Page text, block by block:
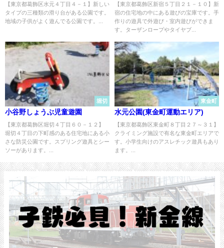
【東京都葛飾区水元４丁目４－１】新しい
タイプの三種類の滑り台がある公園です。
地域の子供がよく遊んでる公園です。...
【東京都葛飾区新宿５丁目２１－１０】新
宿の住宅地の中にある遊びの宝庫です。手
作りの遊具で外遊び・室内遊びができま
す。ターザンロープやタイヤブ...
堀切
小谷野しょうぶ児童遊園
【東京都葛飾区堀切４丁目６０－１２ 】
堀切４丁目の下町感のある住宅地にある小
さな防災公園です。スプリング遊具とシー
ソーがあります。...
東金町
水元公園(東金町運動エリア)
【東京都葛飾区東金町８丁目２７～３１】
クライミング施設で有名な東金町エリアで
す。小学生向けのアスレチック遊具もあり
ます。...